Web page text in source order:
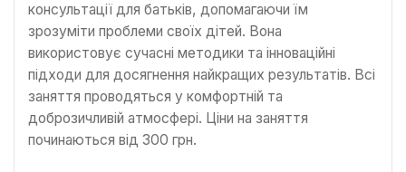
консультації для батьків, допомагаючи їм
зрозуміти проблеми своїх дітей. Вона
використовує сучасні методики та інноваційні
підходи для досягнення найкращих результатів. Всі
заняття проводяться у комфортній та
доброзичливій атмосфері. Ціни на заняття
починаються від 300 грн.